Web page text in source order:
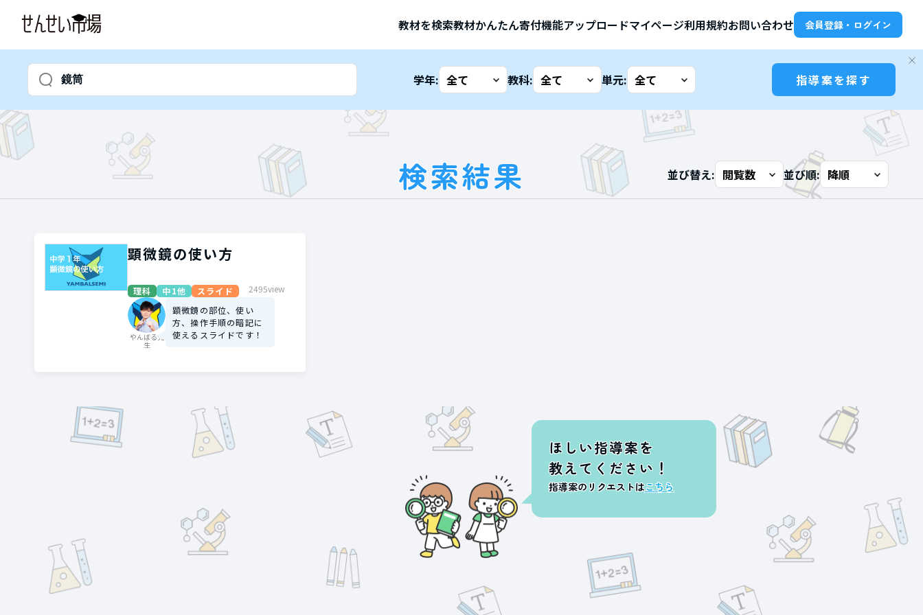
教材を検索教材かんたん寄付機能アップロードマイページ利用規約お問い合わせ 会員登録・ログイン
学年: 教科: 単元: 指導案を探す
検索結果 並び替え: 並び順:
顕微鏡の使い方
理科 中1他 スライド 2495view
やんばる先
生
顕微鏡の部位、使い
方、操作手順の暗記に
使えるスライドです！
ほしい指導案を
教えてください！
指導案のリクエストはこちら